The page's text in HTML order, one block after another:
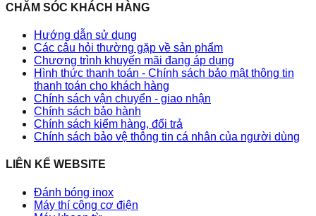
CHĂM SÓC KHÁCH HÀNG
Hướng dẫn sử dụng
Các câu hỏi thường gặp về sản phẩm
Chương trình khuyến mãi đang áp dụng
Hình thức thanh toán - Chính sách bảo mật thông tin
thanh toán cho khách hàng
Chính sách vận chuyển - giao nhận
Chính sách bảo hành
Chính sách kiểm hàng, đổi trả
Chính sách bảo vệ thông tin cá nhân của người dùng
LIÊN KẾ WEBSITE
Đánh bóng inox
Máy thí công cơ điện